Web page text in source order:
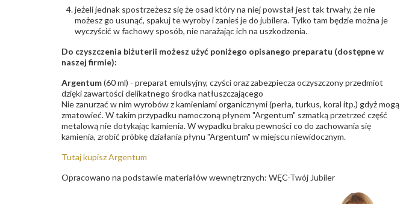
jeżeli jednak spostrzeżesz się że osad który na niej powstał jest tak trwały, że nie
możesz go usunąć, spakuj te wyroby i zanieś je do jubilera. Tylko tam będzie można je
wyczyścić w fachowy sposób, nie narażając ich na uszkodzenia.
Do czyszczenia biżuterii możesz użyć poniżego opisanego preparatu (dostępne w
naszej firmie):
Argentum(60 ml) - preparat emulsyjny, czyści oraz zabezpiecza oczyszczony przedmiot
dzięki zawartości delikatnego środka natłuszczającego
Nie zanurzać w nim wyrobów z kamieniami organicznymi (perła, turkus, koral itp.) gdyż mogą
zmatowieć. W takim przypadku namoczoną płynem "Argentum" szmatką przetrzeć część
metalową nie dotykając kamienia. W wypadku braku pewności co do zachowania się
kamienia, zrobić próbkę działania płynu "Argentum" w miejscu niewidocznym.
Tutaj kupisz Argentum
Opracowano na podstawie materiałów wewnętrznych: WĘC-Twój Jubiler